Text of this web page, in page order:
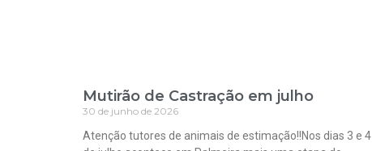
Mutirão de Castração em julho
30 de junho de 2026
Atenção tutores de animais de estimação!!Nos dias 3 e 4